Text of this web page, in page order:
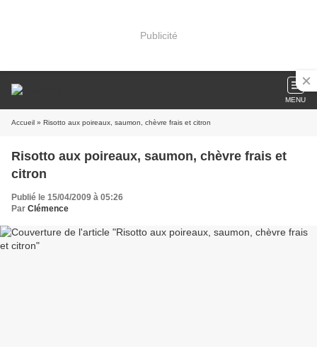
Publicité
MENU
Accueil » Risotto aux poireaux, saumon, chèvre frais et citron
Risotto aux poireaux, saumon, chèvre frais et
citron
Publié le 15/04/2009 à 05:26
Par Clémence